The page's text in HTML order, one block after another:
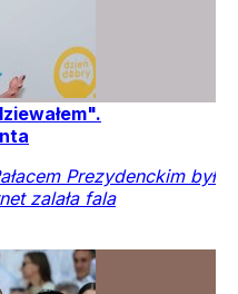
stanowisko
głos zabrała
że doszło do